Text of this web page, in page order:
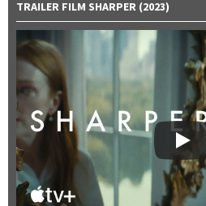
TRAILER FILM SHARPER (2023)